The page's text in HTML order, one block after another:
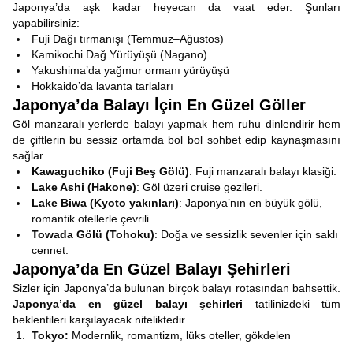
Japonya’da aşk kadar heyecan da vaat eder. Şunları
yapabilirsiniz:
Fuji Dağı tırmanışı (Temmuz–Ağustos)
Kamikochi Dağ Yürüyüşü (Nagano)
Yakushima’da yağmur ormanı yürüyüşü
Hokkaido’da lavanta tarlaları
Japonya’da Balayı İçin En Güzel Göller
Göl manzaralı yerlerde balayı yapmak hem ruhu dinlendirir hem
de çiftlerin bu sessiz ortamda bol bol sohbet edip kaynaşmasını
sağlar.
Kawaguchiko (Fuji Beş Gölü): Fuji manzaralı balayı klasiği.
Lake Ashi (Hakone): Göl üzeri cruise gezileri.
Lake Biwa (Kyoto yakınları): Japonya’nın en büyük gölü,
romantik otellerle çevrili.
Towada Gölü (Tohoku): Doğa ve sessizlik sevenler için saklı
cennet.
Japonya’da En Güzel Balayı Şehirleri
Sizler için Japonya’da bulunan birçok balayı rotasından bahsettik.
Japonya’da en güzel balayı şehirleri tatilinizdeki tüm
beklentileri karşılayacak niteliktedir.
Tokyo: Modernlik, romantizm, lüks oteller, gökdelen